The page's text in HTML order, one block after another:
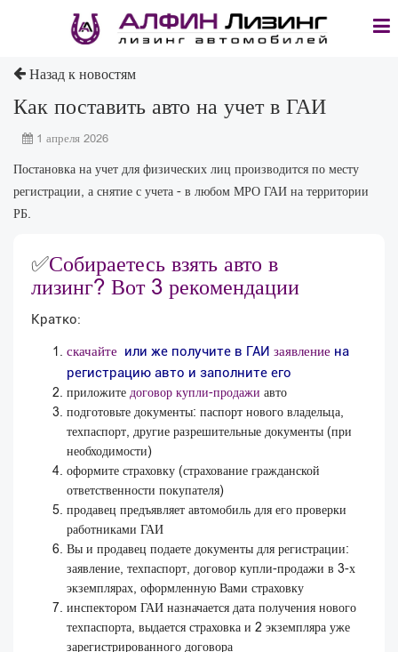
Назад к новостям
Как поставить авто на учет в ГАИ
1 апреля 2026
Постановка на учет для физических лиц производится по месту
регистрации, а снятие с учета - в любом МРО ГАИ на территории
РБ.
✅Собираетесь взять авто в
лизинг? Вот 3 рекомендации
Кратко:
скачайте или же получите в ГАИ заявление на
регистрацию авто и заполните его
приложите договор купли-продажи авто
подготовьте документы: паспорт нового владельца,
техпаспорт, другие разрешительные документы (при
необходимости)
оформите страховку (страхование гражданской
ответственности покупателя)
продавец предъявляет автомобиль для его проверки
работниками ГАИ
Вы и продавец подаете документы для регистрации:
заявление, техпаспорт, договор купли-продажи в 3-х
экземплярах, оформленную Вами страховку
инспектором ГАИ назначается дата получения нового
техпаспорта, выдается страховка и 2 экземпляра уже
зарегистрированного договора